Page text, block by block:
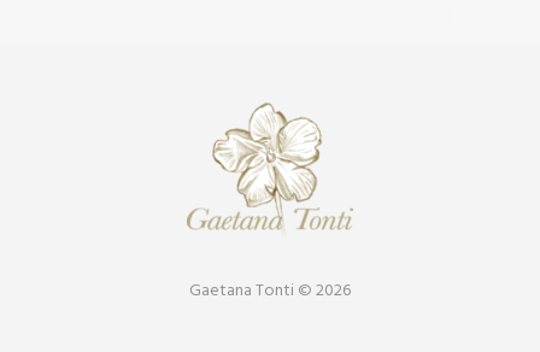
Gaetana Tonti © 2026